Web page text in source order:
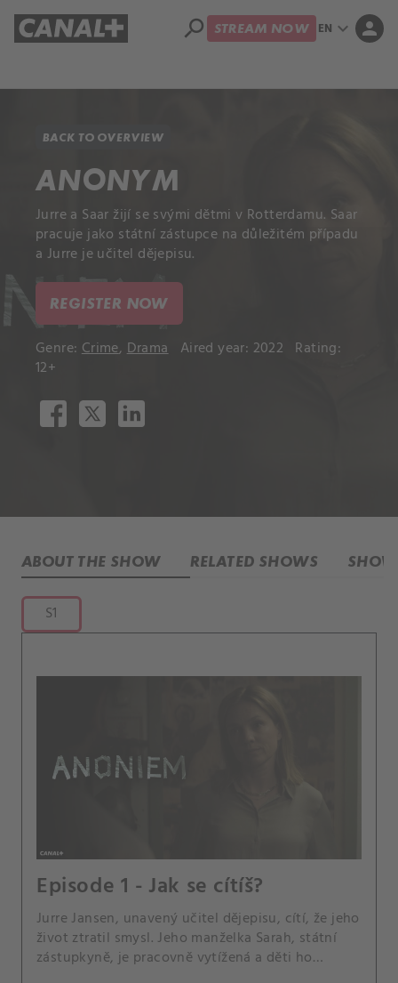
search STREAM NOW EN expand_more person
BACK TO OVERVIEW
ANONYM
Jurre a Saar žijí se svými dětmi v Rotterdamu. Saar
pracuje jako státní zástupce na důležitém případu
a Jurre je učitel dějepisu.
REGISTER NOW
Genre: Crime, Drama Aired year: 2022 Rating:
12+
ABOUT THE SHOW RELATED SHOWS
S1
Episode 1 - Jak se cítíš?
Jurre Jansen, unavený učitel dějepisu, cítí, že jeho
život ztratil smysl. Jeho manželka Sarah, státní
zástupkyně, je pracovně vytížená a děti ho